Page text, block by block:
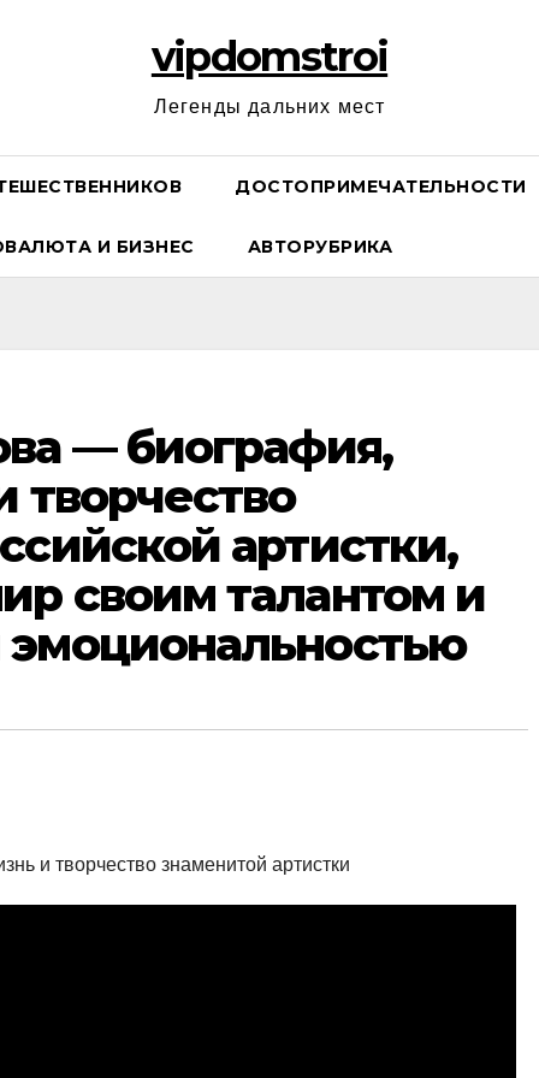
vipdomstroi
Легенды дальних мест
ДОСТОПРИМЕЧАТЕЛЬНОСТИ
И БИЗНЕС АВТОРУБРИКА
— биография,
творчество
артистки,
своим талантом и